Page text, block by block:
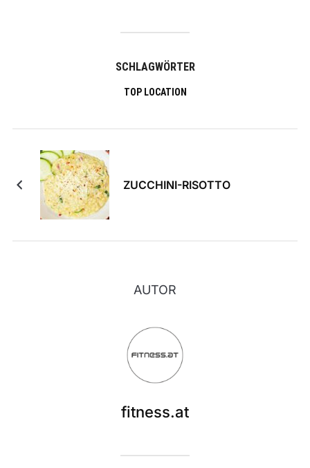
SCHLAGWÖRTER
TOP LOCATION
ZUCCHINI-RISOTTO
AUTOR
fitness.at